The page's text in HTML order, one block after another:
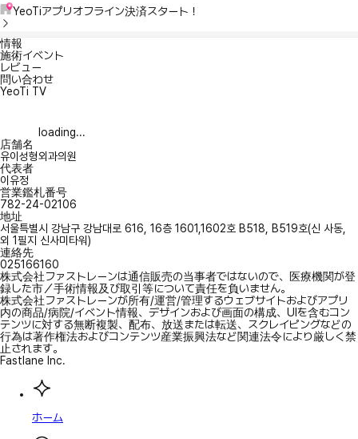
YeoTiアプリオフライン決済スタート！
情報
施術イベント
レビュー
問い合わせ
YeoTi TV
loading...
店舗名
유이성형외과의원
代表者
이유정
営業鑑札番号
782-24-02106
地址
서울특별시 강남구 강남대로 616, 16층 1601,1602호 B518, B519호(신 사동,
외 1필지 신사미타워)
連絡先
025166160
株式会社ファストレーンは通信販売の当事者ではないので、医療機関が登
録した市／手術情報及び取引等について責任を負いません。
株式会社ファストレーンが所有/運営/管理するウェブサイトおよびアプリ
内の商品/病院/イベント情報、デザインおよび画面の構成、UIを含むコン
テンツに対する無断複製、配布、放送または転送、スクレイピングなどの
行為は著作権法およびコンテンツ産業振興法など関連法令により厳しく禁
止されます。
Fastlane Inc.
ホーム